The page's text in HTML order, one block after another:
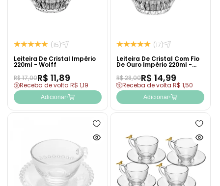
(15)
Leiteira De Cristal Império
220ml - Wolff
R$ 17,00R$ 11,89
Receba de volta R$ 1,19
Adicionar
(17)
Leiteira De Cristal Com Fio
De Ouro Império 220ml -
R$ 28,00R$ 14,99
Receba de volta R$ 1,50
Adicionar
Adicionar
à
lista
Ver
rapidamente
à
lista
de
Ver